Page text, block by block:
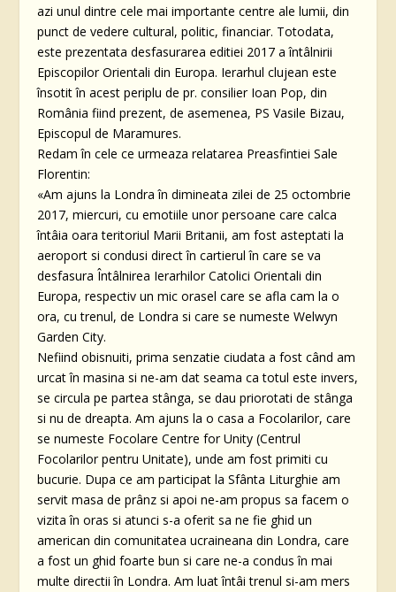
azi unul dintre cele mai importante centre ale lumii, din
punct de vedere cultural, politic, financiar. Totodata,
este prezentata desfasurarea editiei 2017 a întâlnirii
Episcopilor Orientali din Europa. Ierarhul clujean este
însotit în acest periplu de pr. consilier Ioan Pop, din
România fiind prezent, de asemenea, PS Vasile Bizau,
Episcopul de Maramures.
Redam în cele ce urmeaza relatarea Preasfintiei Sale
Florentin:
«Am ajuns la Londra în dimineata zilei de 25 octombrie
2017, miercuri, cu emotiile unor persoane care calca
întâia oara teritoriul Marii Britanii, am fost asteptati la
aeroport si condusi direct în cartierul în care se va
desfasura Întâlnirea Ierarhilor Catolici Orientali din
Europa, respectiv un mic orasel care se afla cam la o
ora, cu trenul, de Londra si care se numeste Welwyn
Garden City.
Nefiind obisnuiti, prima senzatie ciudata a fost când am
urcat în masina si ne-am dat seama ca totul este invers,
se circula pe partea stânga, se dau priorotati de stânga
si nu de dreapta. Am ajuns la o casa a Focolarilor, care
se numeste Focolare Centre for Unity (Centrul
Focolarilor pentru Unitate), unde am fost primiti cu
bucurie. Dupa ce am participat la Sfânta Liturghie am
servit masa de prânz si apoi ne-am propus sa facem o
vizita în oras si atunci s-a oferit sa ne fie ghid un
american din comunitatea ucraineana din Londra, care
a fost un ghid foarte bun si care ne-a condus în mai
multe directii în Londra. Am luat întâi trenul si-am mers